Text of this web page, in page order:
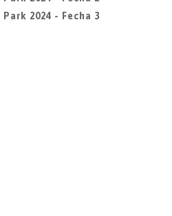
2024 - Fecha 3